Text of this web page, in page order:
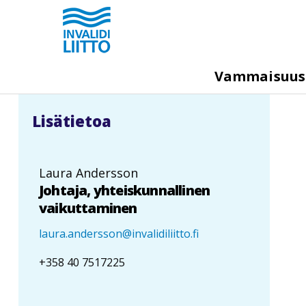
pääsisältöön
e
g
a
e
n
u
Vammaisuus
Lisätietoa
Laura Andersson
Johtaja, yhteiskunnallinen
vaikuttaminen
laura.andersson@invalidiliitto.fi
+358 40 7517225